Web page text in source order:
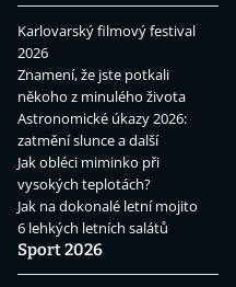
Karlovarský filmový festival
2026
Znamení, že jste potkali
někoho z minulého života
Astronomické úkazy 2026:
zatmění slunce a další
Jak obléci miminko při
vysokých teplotách?
Jak na dokonalé letní mojito
6 lehkých letních salátů
Sport 2026